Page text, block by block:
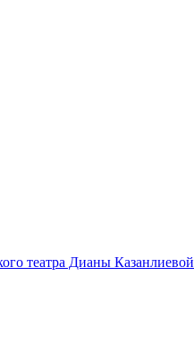
театра Дианы Казанлиевой